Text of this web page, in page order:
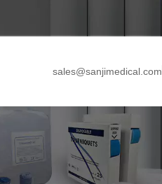
sales@sanjimedical.com